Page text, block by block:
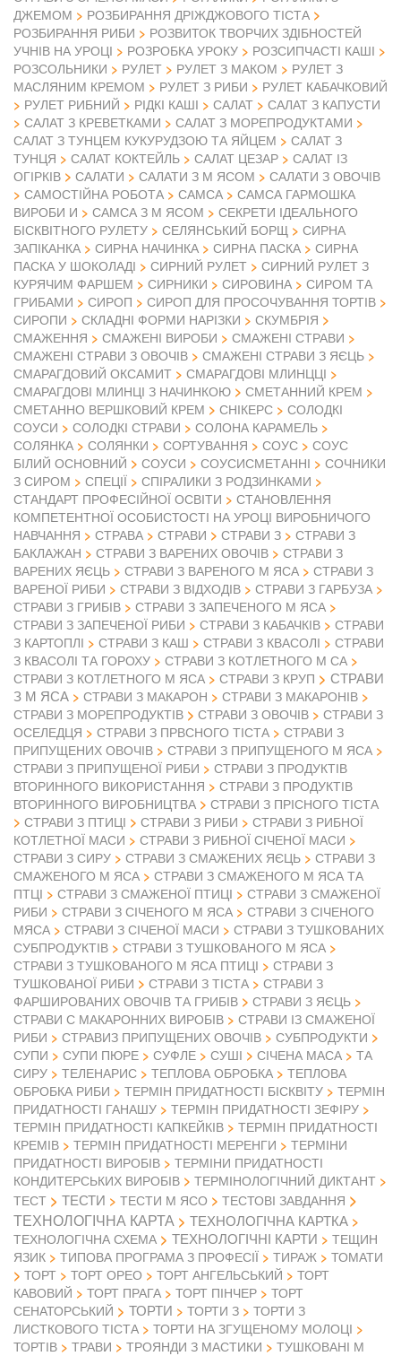
ДЖЕМОМ
РОЗБИРАННЯ ДРІЖДЖОВОГО ТІСТА
РОЗБИРАННЯ РИБИ
РОЗВИТОК ТВОРЧИХ ЗДІБНОСТЕЙ
УЧНІВ НА УРОЦІ
РОЗРОБКА УРОКУ
РОЗСИПЧАСТІ КАШІ
РОЗСОЛЬНИКИ
РУЛЕТ РУЛЕТ З МАКОМ
РУЛЕТ З
МАСЛЯНИМ КРЕМОМ
РУЛЕТ З РИБИ
РУЛЕТ КАБАЧКОВИЙ
РУЛЕТ РИБНИЙ
РІДКІ КАШІ САЛАТ
САЛАТ З КАПУСТИ
САЛАТ З КРЕВЕТКАМИ
САЛАТ З МОРЕПРОДУКТАМИ
САЛАТ З ТУНЦЕМ КУКУРУДЗОЮ ТА ЯЙЦЕМ
САЛАТ З
ТУНЦЯ
САЛАТ КОКТЕЙЛЬ САЛАТ ЦЕЗАР
САЛАТ ІЗ
ОГІРКІВ
САЛАТИ САЛАТИ З М ЯСОМ
САЛАТИ З ОВОЧІВ
САМОСТІЙНА РОБОТА
САМСА
САМСА ГАРМОШКА
ВИРОБИ И
САМСА З М ЯСОМ
СЕКРЕТИ ІДЕАЛЬНОГО
БІСКВІТНОГО РУЛЕТУ
СЕЛЯНСЬКИЙ БОРЩ
СИРНА
ЗАПІКАНКА
СИРНА НАЧИНКА СИРНА ПАСКА
СИРНА
ПАСКА У ШОКОЛАДІ
СИРНИЙ РУЛЕТ
СИРНИЙ РУЛЕТ З
КУРЯЧИМ ФАРШЕМ
СИРНИКИ СИРОВИНА
СИРОМ ТА
ГРИБАМИ
СИРОП
СИРОП ДЛЯ ПРОСОЧУВАННЯ ТОРТІВ
СИРОПИ
СКЛАДНІ ФОРМИ НАРІЗКИ
СКУМБРІЯ
СМАЖЕННЯ
СМАЖЕНІ ВИРОБИ
СМАЖЕНІ СТРАВИ
СМАЖЕНІ СТРАВИ З ОВОЧІВ
СМАЖЕНІ СТРАВИ З ЯЄЦЬ
СМАРАГДОВИЙ ОКСАМИТ
СМАРАГДОВІ МЛИНЦЦІ
СМАРАГДОВІ МЛИНЦІ З НАЧИНКОЮ
СМЕТАННИЙ КРЕМ
СМЕТАННО ВЕРШКОВИЙ КРЕМ
СНІКЕРС
СОЛОДКІ
СОУСИ
СОЛОДКІ СТРАВИ
СОЛОНА КАРАМЕЛЬ
СОЛЯНКА
СОЛЯНКИ СОРТУВАННЯ СОУС
СОУС
БІЛИЙ ОСНОВНИЙ
СОУСИ СОУСИСМЕТАННІ
СОЧНИКИ
З СИРОМ
СПЕЦІЇ
СПІРАЛИКИ З РОДЗИНКАМИ
СТАНДАРТ ПРОФЕСІЙНОЇ ОСВІТИ
СТАНОВЛЕННЯ
КОМПЕТЕНТНОЇ ОСОБИСТОСТІ НА УРОЦІ ВИРОБНИЧОГО
НАВЧАННЯ
СТРАВА СТРАВИ СТРАВИ З
СТРАВИ З
БАКЛАЖАН
СТРАВИ З ВАРЕНИХ ОВОЧІВ
СТРАВИ З
ВАРЕНИХ ЯЄЦЬ
СТРАВИ З ВАРЕНОГО М ЯСА
СТРАВИ З
ВАРЕНОЇ РИБИ
СТРАВИ З ВІДХОДІВ
СТРАВИ З ГАРБУЗА
СТРАВИ З ГРИБІВ
СТРАВИ З ЗАПЕЧЕНОГО М ЯСА
СТРАВИ З ЗАПЕЧЕНОЇ РИБИ
СТРАВИ З КАБАЧКІВ
СТРАВИ
З КАРТОПЛІ
СТРАВИ З КАШ СТРАВИ З КВАСОЛІ
СТРАВИ
З КВАСОЛІ ТА ГОРОХУ
СТРАВИ З КОТЛЕТНОГО М СА
СТРАВИ З КОТЛЕТНОГО М ЯСА
СТРАВИ З КРУП
СТРАВИ
З М ЯСА
СТРАВИ З МАКАРОН
СТРАВИ З МАКАРОНІВ
СТРАВИ З МОРЕПРОДУКТІВ
СТРАВИ З ОВОЧІВ
СТРАВИ З
ОСЕЛЕДЦЯ
СТРАВИ З ПРВСНОГО ТІСТА
СТРАВИ З
ПРИПУЩЕНИХ ОВОЧІВ
СТРАВИ З ПРИПУЩЕНОГО М ЯСА
СТРАВИ З ПРИПУЩЕНОЇ РИБИ
СТРАВИ З ПРОДУКТІВ
ВТОРИННОГО ВИКОРИСТАННЯ
СТРАВИ З ПРОДУКТІВ
ВТОРИННОГО ВИРОБНИЦТВА
СТРАВИ З ПРІСНОГО ТІСТА
СТРАВИ З ПТИЦІ
СТРАВИ З РИБИ
СТРАВИ З РИБНОЇ
КОТЛЕТНОЇ МАСИ
СТРАВИ З РИБНОЇ СІЧЕНОЇ МАСИ
СТРАВИ З СИРУ
СТРАВИ З СМАЖЕНИХ ЯЄЦЬ
СТРАВИ З
СМАЖЕНОГО М ЯСА
СТРАВИ З СМАЖЕНОГО М ЯСА ТА
ПТЦІ
СТРАВИ З СМАЖЕНОЇ ПТИЦІ
СТРАВИ З СМАЖЕНОЇ
РИБИ
СТРАВИ З СІЧЕНОГО М ЯСА
СТРАВИ З СІЧЕНОГО
МЯСА
СТРАВИ З СІЧЕНОЇ МАСИ
СТРАВИ З ТУШКОВАНИХ
СУБПРОДУКТІВ
СТРАВИ З ТУШКОВАНОГО М ЯСА
СТРАВИ З ТУШКОВАНОГО М ЯСА ПТИЦІ
СТРАВИ З
ТУШКОВАНОЇ РИБИ
СТРАВИ З ТІСТА
СТРАВИ З
ФАРШИРОВАНИХ ОВОЧІВ ТА ГРИБІВ
СТРАВИ З ЯЄЦЬ
СТРАВИ С МАКАРОННИХ ВИРОБІВ
СТРАВИ ІЗ СМАЖЕНОЇ
РИБИ
СТРАВИЗ ПРИПУЩЕНИХ ОВОЧІВ
СУБПРОДУКТИ
СУПИ
СУПИ ПЮРЕ СУФЛЕ СУШІ СІЧЕНА МАСА
ТА
СИРУ
ТЕЛЕНАРИС ТЕПЛОВА ОБРОБКА
ТЕПЛОВА
ОБРОБКА РИБИ
ТЕРМІН ПРИДАТНОСТІ БІСКВІТУ
ТЕРМІН
ПРИДАТНОСТІ ГАНАШУ
ТЕРМІН ПРИДАТНОСТІ ЗЕФІРУ
ТЕРМІН ПРИДАТНОСТІ КАПКЕЙКІВ
ТЕРМІН ПРИДАТНОСТІ
КРЕМІВ
ТЕРМІН ПРИДАТНОСТІ МЕРЕНГИ
ТЕРМІНИ
ПРИДАТНОСТІ ВИРОБІВ
ТЕРМІНИ ПРИДАТНОСТІ
КОНДИТЕРСЬКИХ ВИРОБІВ
ТЕРМІНОЛОГІЧНИЙ ДИКТАНТ
ТЕСТ
ТЕСТИ ТЕСТИ М ЯСО ТЕСТОВІ ЗАВДАННЯ
ТЕХНОЛОГІЧНА КАРТА ТЕХНОЛОГІЧНА КАРТКА
ТЕХНОЛОГІЧНА СХЕМА ТЕХНОЛОГІЧНІ КАРТИ
ТЕЩИН
ЯЗИК
ТИПОВА ПРОГРАМА З ПРОФЕСІЇ ТИРАЖ ТОМАТИ
ТОРТ ТОРТ ОРЕО ТОРТ АНГЕЛЬСЬКИЙ
ТОРТ
КАВОВИЙ
ТОРТ ПРАГА ТОРТ ПІНЧЕР
ТОРТ
СЕНАТОРСЬКИЙ
ТОРТИ ТОРТИ З
ТОРТИ З
ЛИСТКОВОГО ТІСТА
ТОРТИ НА ЗГУЩЕНОМУ МОЛОЦІ
ТОРТІВ
ТРАВИ ТРОЯНДИ З МАСТИКИ
ТУШКОВАНІ М